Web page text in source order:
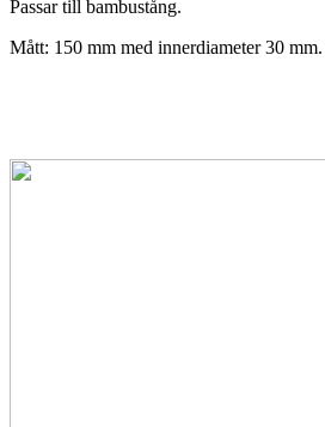
Passar till bambustång.
Mått: 150 mm med innerdiameter 30 mm.